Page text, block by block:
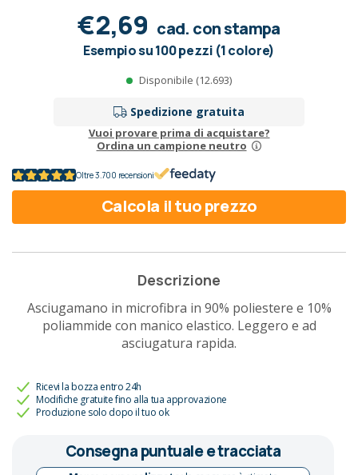
€2,69 cad. con stampa
Esempio su 100 pezzi (1 colore)
Disponibile (12.693)
Spedizione gratuita
Vuoi provare prima di acquistare?
Ordina un campione neutro
Oltre 3.700 recensioni
Calcola il tuo prezzo
Descrizione
Asciugamano in microfibra in 90% poliestere e 10%
poliammide con manico elastico. Leggero e ad
asciugatura rapida.
Ricevi la bozza entro 24h
Modifiche gratuite fino alla tua approvazione
Produzione solo dopo il tuo ok
Consegna puntuale e tracciata